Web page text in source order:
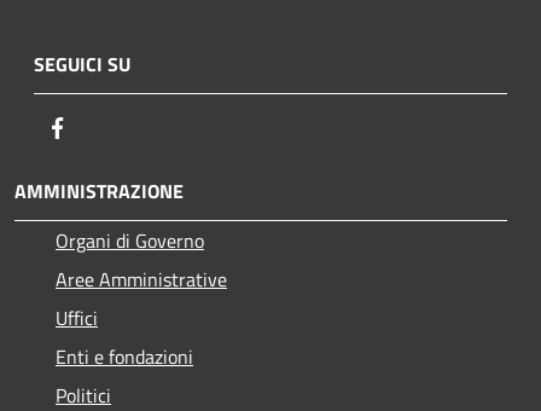
SEGUICI SU
AMMINISTRAZIONE
Organi di Governo
Aree Amministrative
Uffici
Enti e fondazioni
Politici